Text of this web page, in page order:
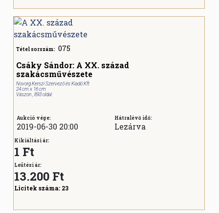
Tétel sorszám: 075
Csáky Sándor: A XX. század
szakácsművészete
Novorg Kerszi Szervező és Kiadó Kft
24 cm x 16 cm
Vászon , 893 oldal
Aukció vége:
2019-06-30 20:00
Hátralévő idő:
Lezárva
Kikiáltási ár:
1 Ft
Leütési ár:
13.200 Ft
Licitek száma: 23